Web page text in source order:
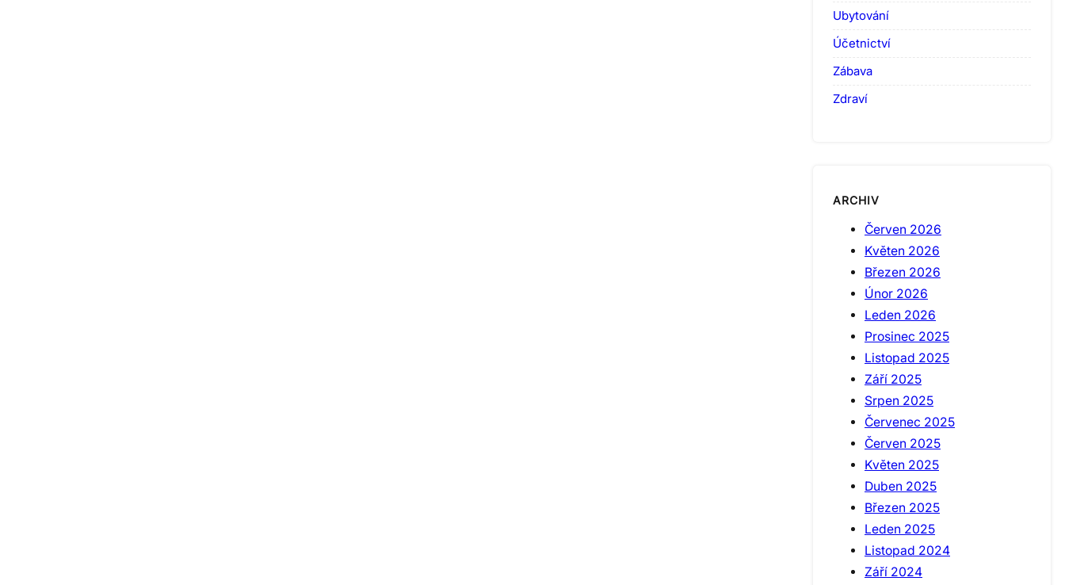
Ubytování
Účetnictví
Zábava
Zdraví
ARCHIV
Červen 2026
Květen 2026
Březen 2026
Únor 2026
Leden 2026
Prosinec 2025
Listopad 2025
Září 2025
Srpen 2025
Červenec 2025
Červen 2025
Květen 2025
Duben 2025
Březen 2025
Leden 2025
Listopad 2024
Září 2024